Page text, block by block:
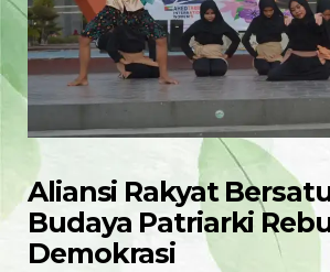
Aliansi Rakyat
Budaya Patriarki
Demokrasi